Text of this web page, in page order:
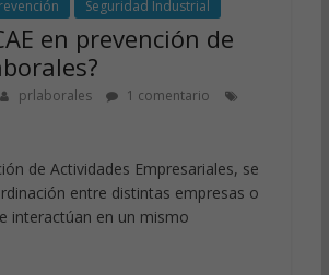
Seguridad Industrial
en prevención de
prlaborales
1 comentario
de Actividades Empresariales, se
entre distintas empresas o
interactúan en un mismo